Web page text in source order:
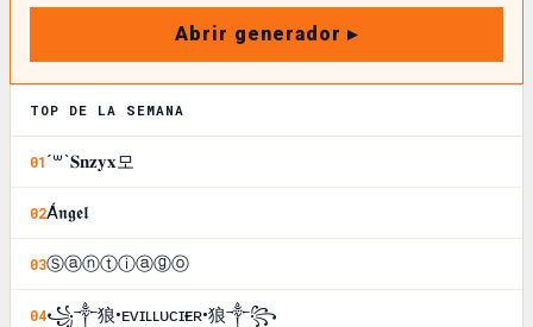
Abrir generador ▸
TOP DE LA SEMANA
01´꒳`𝐒𝐧𝐳𝐲𝐱모
02Á𝖓𝖌𝖊𝖑
03Ⓢⓐⓝⓣⓘⓐⓖⓞ
04꧁༒狼•ᴇᴠɪʟㅤʟᴜᴄɪғᴇʀ•狼༒꧂